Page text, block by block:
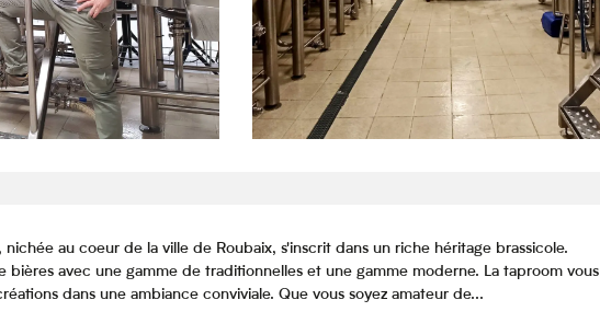
nichée au coeur de la ville de Roubaix, s'inscrit dans un riche héritage brassicole.
bières avec une gamme de traditionnelles et une gamme moderne. La taproom vous
dans une ambiance conviviale. Que vous soyez amateur de...